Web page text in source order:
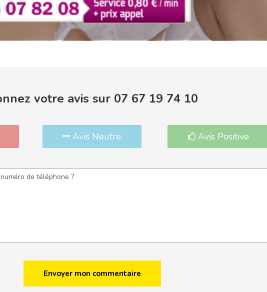
votre avis sur 07 67 19 74 10
Avis Neutre Avis Positive